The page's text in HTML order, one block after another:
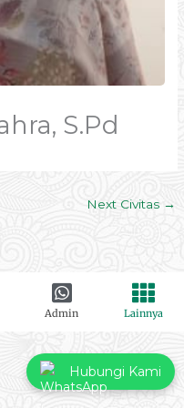
S.Pd
Next Civitas →
Admin Lainnya
Hubungi Kami